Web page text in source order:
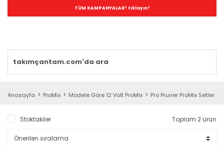
TÜM KAMPANYALAR! tıklayın!
Anasayfa ProMix Modele Göre 12 Volt ProMix Pro Pruner ProMix Setler
Stoktakiler Toplam 2 ürün